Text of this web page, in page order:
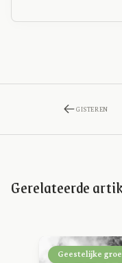
GISTEREN
Gerelateerde
Geestelijke